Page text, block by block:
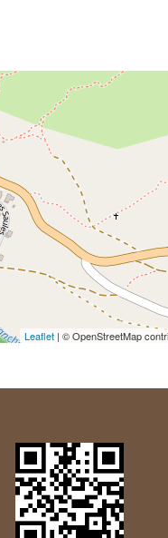
Leaflet | © OpenStreetMap